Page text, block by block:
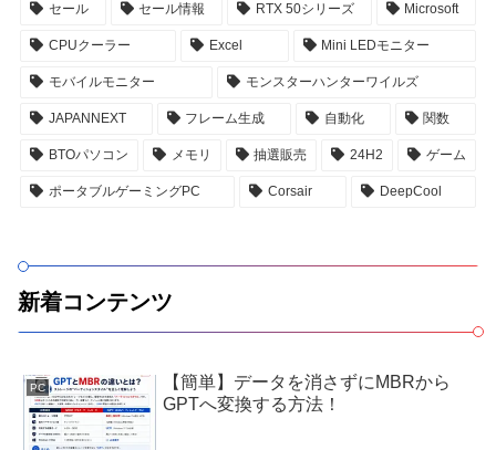
セール セール情報 RTX 50シリーズ Microsoft
CPUクーラー Excel Mini LEDモニター
モバイルモニター モンスターハンターワイルズ
JAPANNEXT フレーム生成 自動化 関数
BTOパソコン メモリ 抽選販売 24H2 ゲーム
ポータブルゲーミングPC Corsair DeepCool
新着コンテンツ
PC
【簡単】データを消さずにMBRから
GPTへ変換する方法！